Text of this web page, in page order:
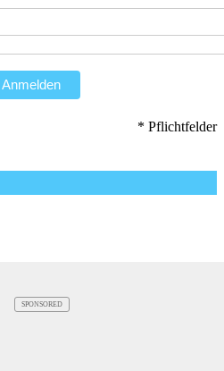
Anmelden
* Pflichtfelder
SPONSORED